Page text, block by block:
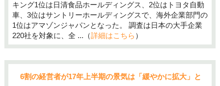
キング1位は日清食品ホールディングス、2位はトヨタ自動
車、3位はサントリーホールディングスで、海外企業部門の
1位はアマゾンジャパンとなった。 調査は日本の大手企業
220社を対象に、全 ...（詳細はこちら ）
6割の経営者が17年上半期の景気は「緩やかに拡大」と